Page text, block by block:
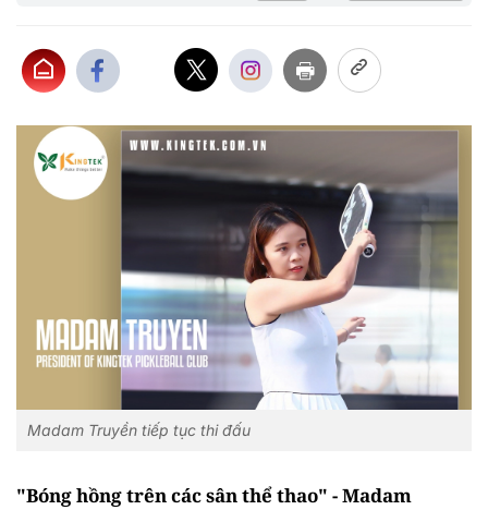
Madam Truyền tiếp tục thi đấu
"Bóng hồng trên các sân thể thao" - Madam